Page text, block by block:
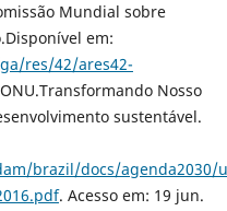
Mundial sobre
em:
res/42/ares42-
Nosso
sustentável.
brazil/docs/agenda2030/
. Acesso em: 19 jun.